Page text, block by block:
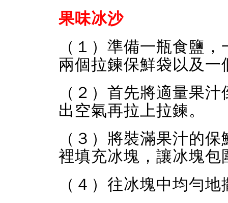
果味冰沙
（１）準備一瓶食鹽
兩個拉鍊保鮮袋以及一
（２）首先將適量果
出空氣再拉上拉鍊。
（３）將裝滿果汁的
裡填充冰塊，讓冰塊包
（４）往冰塊中均勻